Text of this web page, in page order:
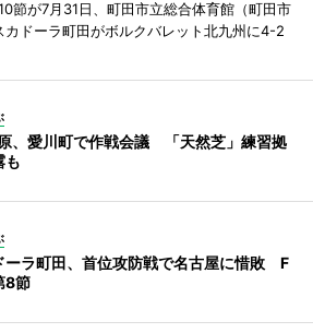
節が7月31日、町田市立総合体育館（町田市
ドーラ町田がボルクバレット北九州に4-2
、愛川町で作戦会議 「天然芝」練習拠
も
ーラ町田、首位攻防戦で名古屋に惜敗 F
8節